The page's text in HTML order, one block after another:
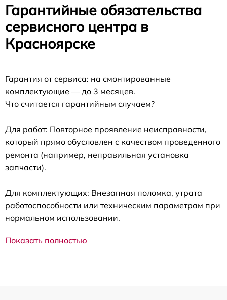
Гарантийные обязательства
сервисного центра в
Красноярске
Гарантия от сервиса: на смонтированные
комплектующие — до 3 месяцев.
Что считается гарантийным случаем?
Для работ: Повторное проявление неисправности,
который прямо обусловлен с качеством проведенного
ремонта (например, неправильная установка
запчасти).
Для комплектующих: Внезапная поломка, утрата
работоспособности или техническим параметрам при
нормальном использовании.
Показать полностью